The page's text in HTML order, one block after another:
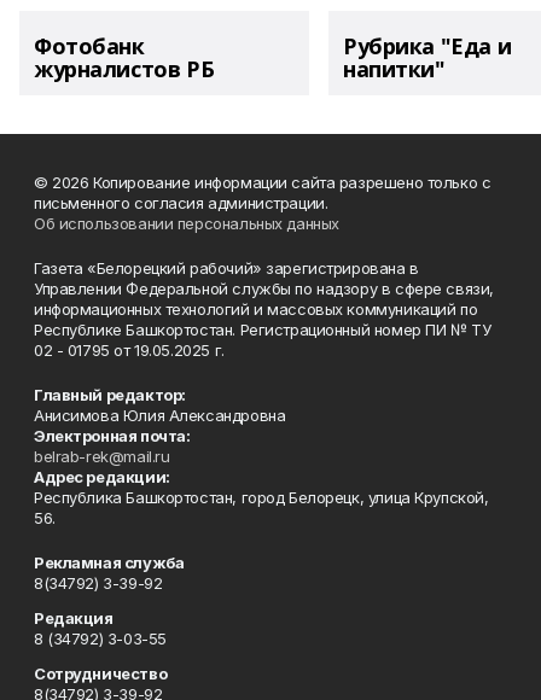
Фотобанк
журналистов РБ
Рубрика "Еда и
напитки"
© 2026 Копирование информации сайта разрешено только с
письменного согласия администрации.
Об использовании персональных данных
Газета «Белорецкий рабочий» зарегистрирована в
Управлении Федеральной службы по надзору в сфере связи,
информационных технологий и массовых коммуникаций по
Республике Башкортостан. Регистрационный номер ПИ № ТУ
02 - 01795 от 19.05.2025 г.
Главный редактор:
Анисимова Юлия Александровна
Электронная почта:
belrab-rek@mail.ru
Адрес редакции:
Республика Башкортостан, город Белорецк, улица Крупской,
56.
Рекламная служба
8(34792) 3-39-92
Редакция
8 (34792) 3-03-55
Сотрудничество
8(34792) 3-39-92